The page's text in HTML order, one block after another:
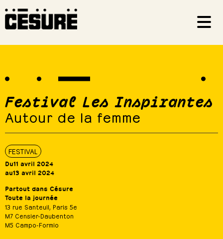
Festival Les Inspirantes
Autour de la femme
FESTIVAL
Du11 avril 2024
au13 avril 2024
Partout dans Césure
Toute la journée
13 rue Santeuil, Paris 5e
M7 Censier-Daubenton
M5 Campo-Formio